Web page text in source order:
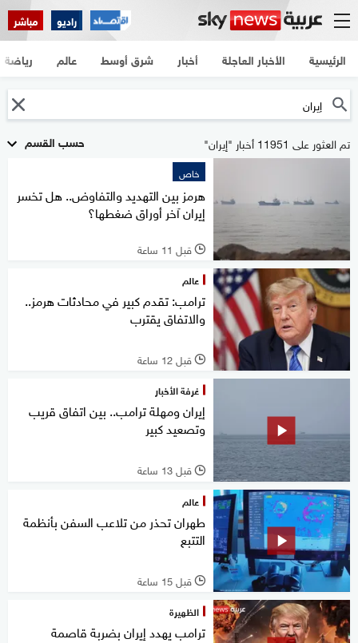
راديو مباشر
الرئيسية الأخبار العاجلة أخبار شرق أوسط عالم رياضة
حسب القسم تم العثور على 11951 أخبار "إيران"
خاص
هرمز بين التهديد والتفاوض.. هل تخسر
إيران آخر أوراق ضغطها؟
l قبل 11 ساعة
عالم
ترامب: تقدم كبير في محادثات هرمز..
والاتفاق يقترب
l قبل 12 ساعة
غرفة الأخبار
إيران ومهلة ترامب.. بين اتفاق قريب
وتصعيد كبير
l قبل 13 ساعة
عالم
طهران تحذر من تلاعب السفن بأنظمة
التتبع
l قبل 15 ساعة
الظهيرة
ترامب يهدد إيران بضربة قاصمة